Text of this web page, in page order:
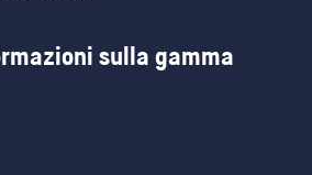
sulla gamma